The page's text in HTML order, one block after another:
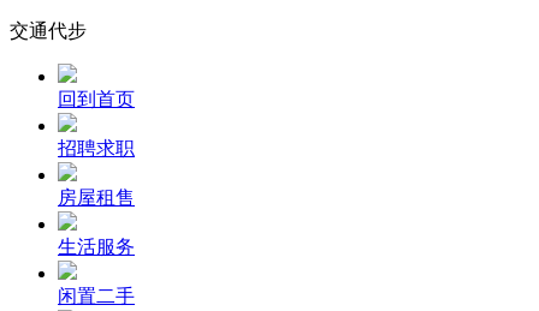
交通代步
回到首页
招聘求职
房屋租售
生活服务
闲置二手